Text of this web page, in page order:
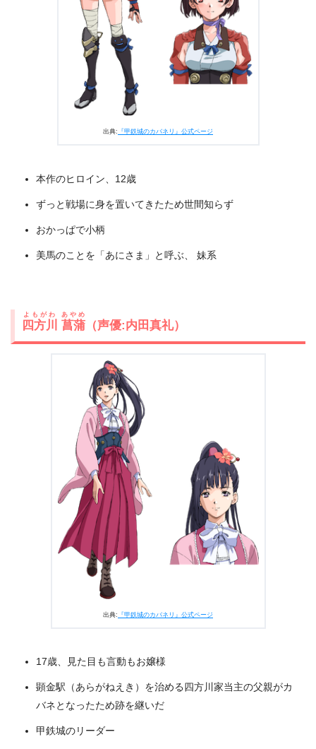
出典: 『甲鉄城のカバネリ』公式ページ
本作のヒロイン、12歳
ずっと戦場に身を置いてきたため世間知らず
おかっぱで小柄
美馬のことを「あにさま」と呼ぶ、 妹系
四方川 菖蒲
よもがわ あやめ
（声優:内田真礼）
出典: 『甲鉄城のカバネリ』公式ページ
17歳、見た目も言動もお嬢様
顕金駅（あらがねえき）を治める四方川家当主の父親がカ
バネとなったため跡を継いだ
甲鉄城のリーダー